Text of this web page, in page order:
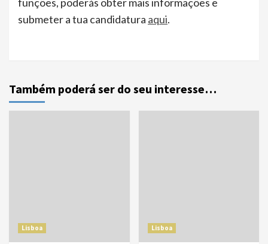
submeter a tua candidatura aqui.
Também poderá ser do seu interesse…
Lisboa Lisboa